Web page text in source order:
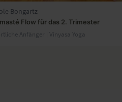
Bongartz
Flow für das 2. Trimester
Anfänger | Vinyasa Yoga